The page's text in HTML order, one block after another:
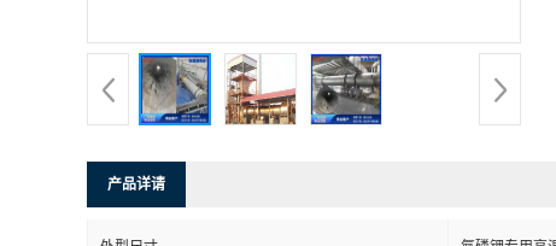
产品详请